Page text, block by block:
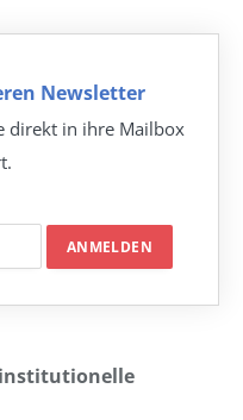
Newsletter
direkt in ihre Mailbox
institutionelle